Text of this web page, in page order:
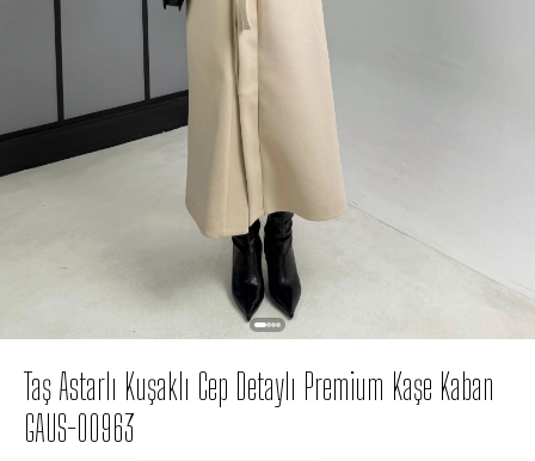
Taş Astarlı Kuşaklı Cep Detaylı Premium Kaşe Kaban
GAUS-00963